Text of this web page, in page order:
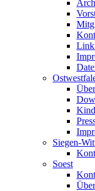
Siegen-
Soest